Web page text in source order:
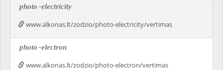
photo -electricity
www.alkonas.lt/zodzio/photo-electricity/vertimas
photo -electron
www.alkonas.lt/zodzio/photo-electron/vertimas